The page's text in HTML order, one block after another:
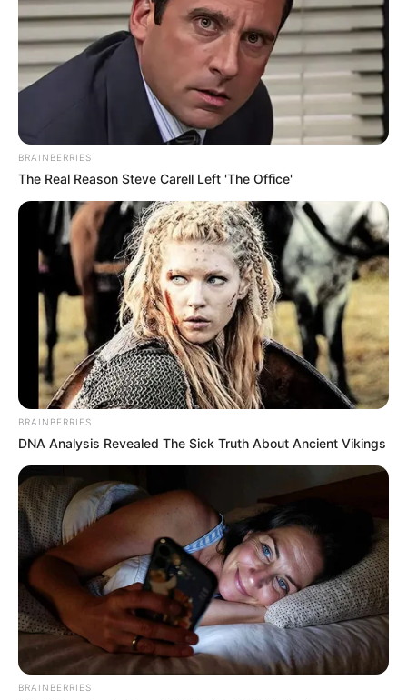
BRAINBERRIES
The Real Reason Steve Carell Left 'The Office'
BRAINBERRIES
DNA Analysis Revealed The Sick Truth About Ancient Vikings
BRAINBERRIES